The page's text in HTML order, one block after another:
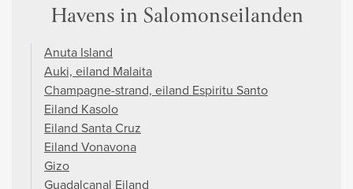
Havens in Salomonseilanden
Anuta Island
Auki, eiland Malaita
Champagne-strand, eiland Espiritu Santo
Eiland Kasolo
Eiland Santa Cruz
Eiland Vonavona
Gizo
Guadalcanal Eiland